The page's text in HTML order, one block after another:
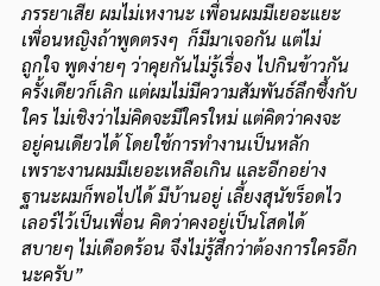
ภรรยาเสีย ผมไม่เหงานะ เพื่อนผมมีเยอะแยะ
เพื่อนหญิงถ้าพูดตรงๆ  ก็มีมาเจอกัน แต่ไม่
ถูกใจ พูดง่ายๆ ว่าคุยกันไม่รู้เรื่อง ไปกินข้าวกัน
ครั้งเดียวก็เลิก แต่ผมไม่มีความสัมพันธ์ลึกซึ้งกับ
ใคร ไม่เชิงว่าไม่คิดจะมีใครใหม่ แต่คิดว่าคงจะ
อยู่คนเดียวได้ โดยใช้การทำงานเป็นหลัก
เพราะงานผมมีเยอะเหลือเกิน และอีกอย่าง
ฐานะผมก็พอไปได้ มีบ้านอยู่ เลี้ยงสุนัขร็อดไว
เลอร์ไว้เป็นเพื่อน คิดว่าคงอยู่เป็นโสดได้
สบายๆ ไม่เดือดร้อน จึงไม่รู้สึกว่าต้องการใครอีก
นะครับ”